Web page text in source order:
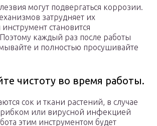
могут подвергаться коррозии.
затрудняет их
становится
каждый раз после работы
и полностью просушивайте
чистоту во время работы.
сок и ткани растений, в случае
или вирусной инфекцией
этим инструментом будет